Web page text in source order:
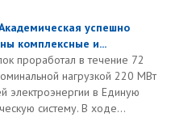
успешно
комплексные и...
проработал в течение 72
нагрузкой 220 МВт
электроэнергии в Единую
систему. В ходе...